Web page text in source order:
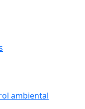
ambiental